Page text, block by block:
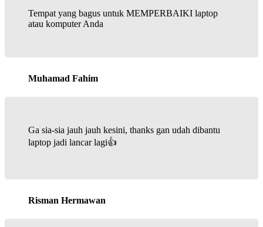
Tempat yang bagus untuk MEMPERBAIKI laptop
atau komputer Anda
Muhamad Fahim
Ga sia-sia jauh jauh kesini, thanks gan udah dibantu
laptop jadi lancar lagi👍
Risman Hermawan